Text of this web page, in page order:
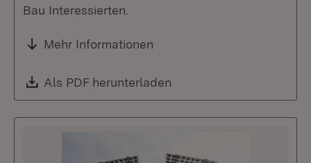
Bau Interessierten.
Mehr Informationen
Download:
Als PDF herunterladen